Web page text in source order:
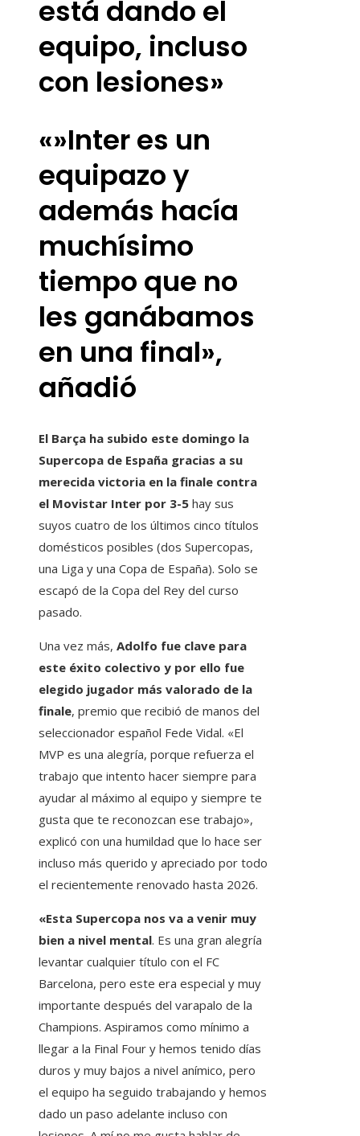
está dando el
equipo, incluso
con lesiones»
«»Inter es un
equipazo y
además hacía
muchísimo
tiempo que no
les ganábamos
en una final»,
añadió
El Barça ha subido este domingo la
Supercopa de España gracias a su
merecida victoria en la finale contra
el Movistar Inter por 3-5 hay sus
suyos cuatro de los últimos cinco títulos
domésticos posibles (dos Supercopas,
una Liga y una Copa de España). Solo se
escapó de la Copa del Rey del curso
pasado.
Una vez más, Adolfo fue clave para
este éxito colectivo y por ello fue
elegido jugador más valorado de la
finale, premio que recibió de manos del
seleccionador español Fede Vidal. «El
MVP es una alegría, porque refuerza el
trabajo que intento hacer siempre para
ayudar al máximo al equipo y siempre te
gusta que te reconozcan ese trabajo»,
explicó con una humildad que lo hace ser
incluso más querido y apreciado por todo
el recientemente renovado hasta 2026.
«Esta Supercopa nos va a venir muy
bien a nivel mental. Es una gran alegría
levantar cualquier título con el FC
Barcelona, ​​pero este era especial y muy
importante después del varapalo de la
Champions. Aspiramos como mínimo a
llegar a la Final Four y hemos tenido días
duros y muy bajos a nivel anímico, pero
el equipo ha seguido trabajando y hemos
dado un paso adelante incluso con